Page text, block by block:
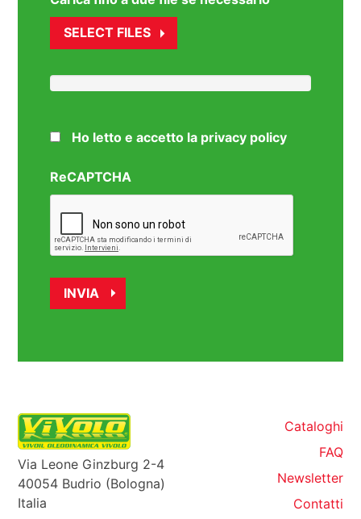
SELECT FILES
Ho letto e accetto la privacy policy
ReCAPTCHA
Via Leone Ginzburg 2-4
40054 Budrio (Bologna)
Italia
Cataloghi
FAQ
Newsletter
Contatti